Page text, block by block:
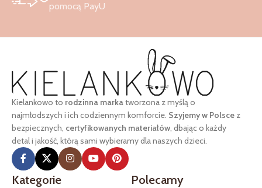
pomocą PayU
Kielankowo to rodzinna markatworzona z myślą o
najmłodszych i ich codziennym komforcie. Szyjemy w Polsce z
bezpiecznych, certyfikowanych materiałów, dbając o każdy
detal i jakość, którą sami wybieramy dla naszych dzieci.
Kategorie Polecamy